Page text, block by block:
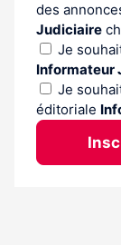
des
Judiciaire
Je
Informateur
Je
éditoriale